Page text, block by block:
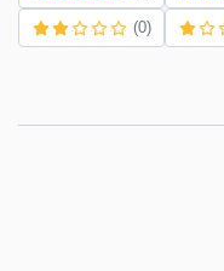
(0)